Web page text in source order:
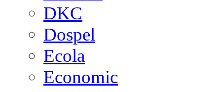
DKC
Dospel
Ecola
Economic